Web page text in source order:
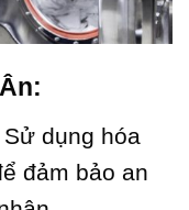
Sử dụng hóa
đảm bảo an